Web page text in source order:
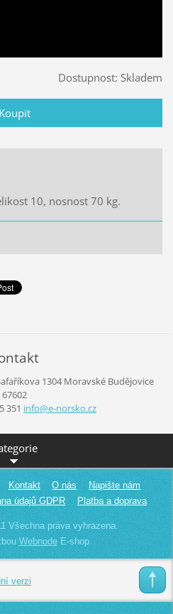
Dostupnost: Skladem
10, nosnost 70 kg.
1304Moravské Budějovice
67602
351 info@e-norsko.cz
Kontakt O nás
Napište nám
údajů GDPR Platba a doprava
Všechna práva vyhrazena.
WebnodeE-shop
verzi